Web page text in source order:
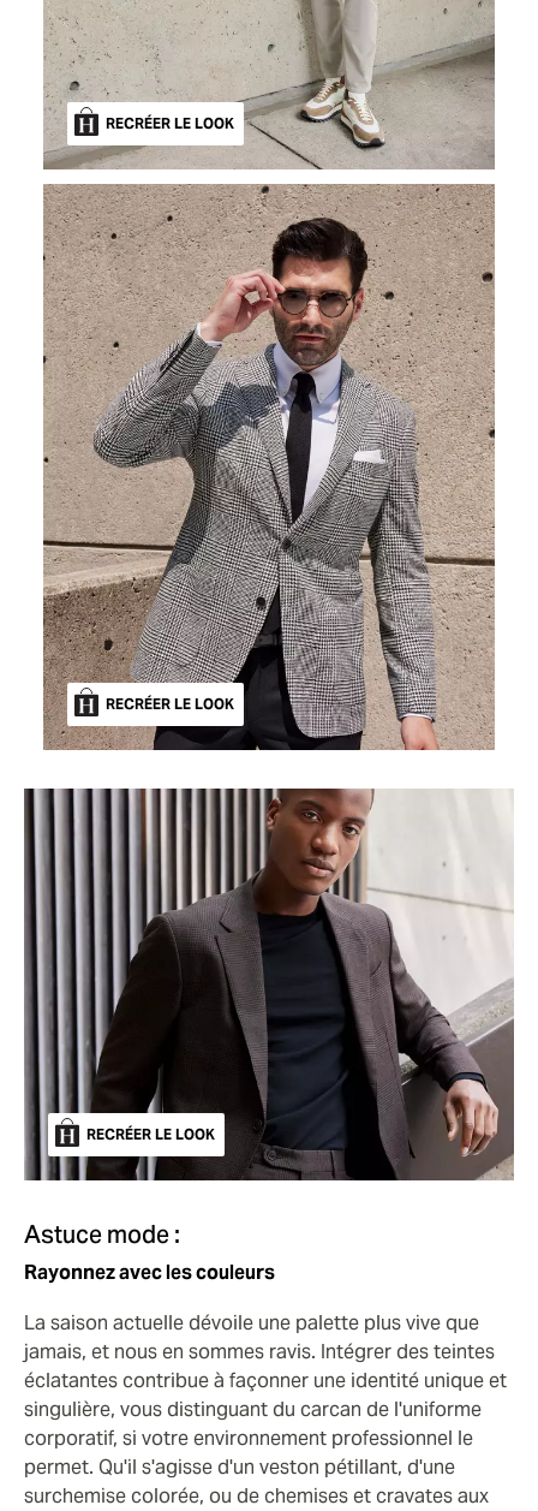
RECRÉER LE LOOK
RECRÉER LE LOOK
RECRÉER LE LOOK
Astuce mode :
Rayonnez avec les couleurs
La saison actuelle dévoile une palette plus vive que
jamais, et nous en sommes ravis. Intégrer des teintes
éclatantes contribue à façonner une identité unique et
singulière, vous distinguant du carcan de l'uniforme
corporatif, si votre environnement professionnel le
permet. Qu'il s'agisse d'un veston pétillant, d'une
surchemise colorée, ou de chemises et cravates aux